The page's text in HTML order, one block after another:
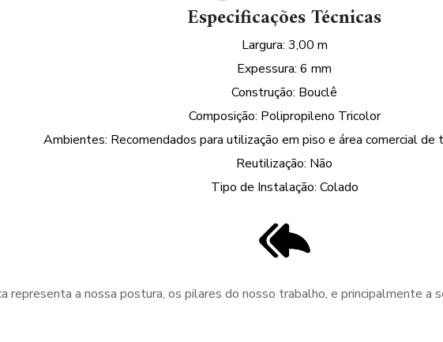
Especificações Técnicas
Largura: 3,00 m
Expessura: 6 mm
Construção: Bouclê
Composição: Polipropileno Tricolor
Ambientes: Recomendados para utilização em piso e área comercial de
Reutilização: Não
Tipo de Instalação: Colado
representa a nossa postura, os pilares do nosso trabalho, e principalmente a